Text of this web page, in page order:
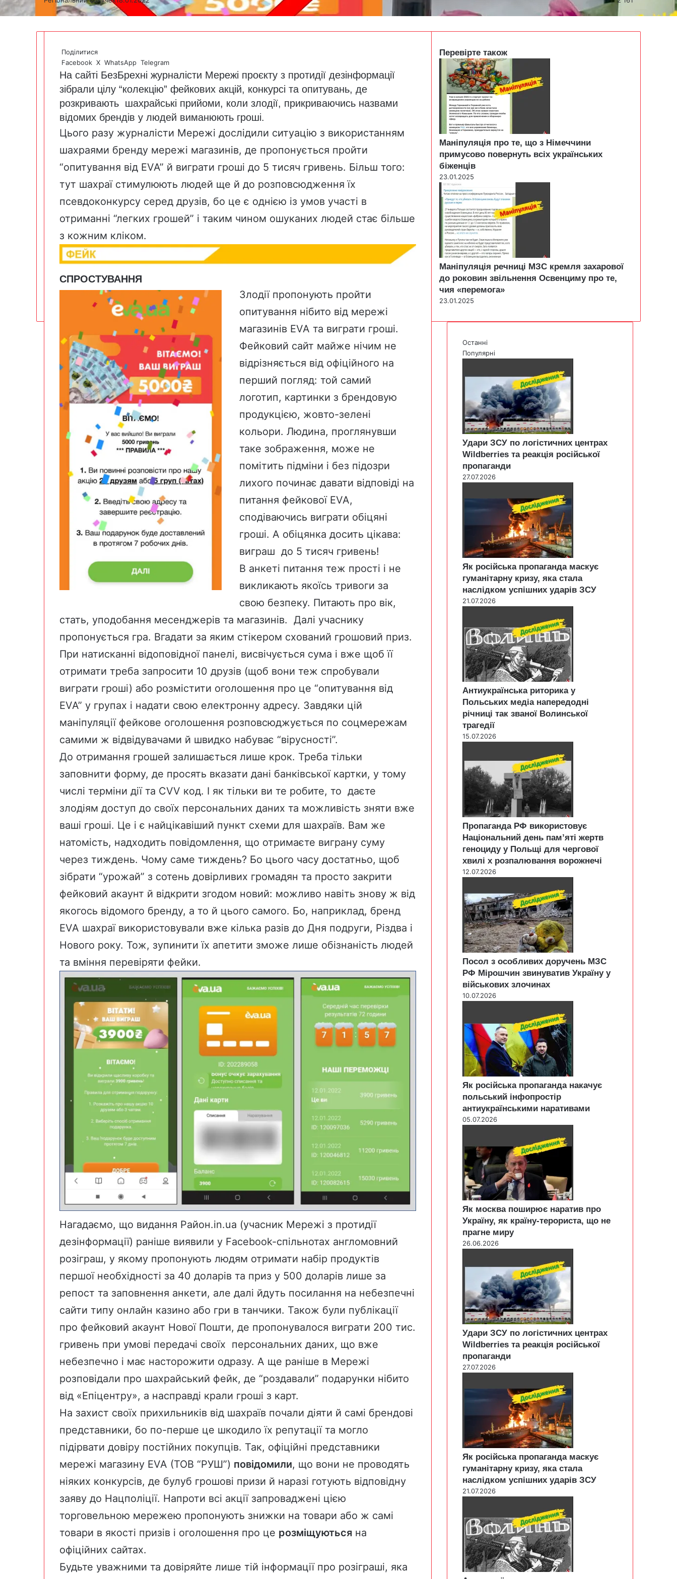
Поділитися
Facebook X WhatsApp Telegram
На сайті БезБрехні журналісти Мережі проєкту з протидії дезінформації
зібрали цілу “колекцію” фейкових акцій, конкурсі та опитувань, де
розкривають шахрайські прийоми, коли злодії, прикриваючись назвами
відомих брендів у людей виманюють гроші.
Цього разу журналісти Мережі дослідили ситуацію з використанням
шахраями бренду мережі магазинів, де пропонується пройти
“опитування від EVA” й виграти гроші до 5 тисяч гривень. Більш того:
тут шахраї стимулюють людей ще й до розповсюдження їх
псевдоконкурсу серед друзів, бо це є однією із умов участі в
отриманні “легких грошей” і таким чином ошуканих людей стає більше
з кожним кліком.
СПРОСТУВАННЯ
Злодії пропонують пройти
опитування нібито від мережі
магазинів EVA та виграти гроші.
Фейковий сайт майже нічим не
відрізняється від офіційного на
перший погляд: той самий
логотип, картинки з брендовую
продукцією, жовто-зелені
кольори. Людина, проглянувши
таке зображення, може не
помітить підміни і без підозри
лихого починає давати відповіді на
питання фейкової EVA,
сподіваючись виграти обіцяні
гроші. А обіцянка досить цікава:
виграш до 5 тисяч гривень!
В анкеті питання теж прості і не
викликають якоїсь тривоги за
свою безпеку. Питають про вік,
стать, уподобання месенджерів та магазинів. Далі учаснику
пропонується гра. Вгадати за яким стікером схований грошовий приз.
При натисканні відоповідної панелі, висвічується сума і вже щоб її
отримати треба запросити 10 друзів (щоб вони теж спробували
виграти гроші) або розмістити оголошення про це “опитування від
EVA” у групах і надати свою електронну адресу. Завдяки цій
маніпуляції фейкове оголошення розповсюджується по соцмережам
самими ж відвідувачами й швидко набуває “вірусності”.
До отримання грошей залишається лише крок. Треба тільки
заповнити форму, де просять вказати дані банківської картки, у тому
числі терміни дії та CVV код. І як тільки ви те робите, то даєте
злодіям доступ до своїх персональних даних та можливість зняти вже
ваші гроші. Це і є найцікавіший пункт схеми для шахраїв. Вам же
натомість, надходить повідомлення, що отримаєте виграну суму
через тиждень. Чому саме тиждень? Бо цього часу достатньо, щоб
зібрати “урожай” з сотень довірливих громадян та просто закрити
фейковий акаунт й відкрити згодом новий: можливо навіть знову ж від
якогось відомого бренду, а то й цього самого. Бо, наприклад, бренд
EVA шахраї використовували вже кілька разів до Дня подруги, Різдва і
Нового року. Тож, зупинити їх апетити зможе лише обізнаність людей
та вміння перевіряти фейки.
Нагадаємо, що видання Район.in.ua (учасник Мережі з протидії
дезінформації) раніше виявили у Facebook-спільнотах англомовний
розіграш, у якому пропонують людям отримати набір продуктів
першої необхідності за 40 доларів та приз у 500 доларів лише за
репост та заповнення анкети, але далі йдуть посилання на небезпечні
сайти типу онлайн казино або гри в танчики. Також були публікації
про фейковий акаунт Нової Пошти, де пропонувалося виграти 200 тис.
гривень при умові передачі своїх персональних даних, що вже
небезпечно і має насторожити одразу. А ще раніше в Мережі
розповідали про шахрайський фейк, де “роздавали” подарунки нібито
від «Епіцентру», а насправді крали гроші з карт.
На захист своїх прихильників від шахраїв почали діяти й самі брендові
представники, бо по-перше це шкодило їх репутації та могло
підірвати довіру постійних покупців. Так, офіційні представники
мережі магазину EVA (ТОВ “РУШ”) повідомили, що вони не проводять
ніяких конкурсів, де булуб грошові призи й наразі готують відповідну
заяву до Нацполіції. Напроти всі акції запроваджені цією
торговельною мережею пропонують знижки на товари або ж самі
товари в якості призів і оголошення про це розміщуються на
офіційних сайтах.
Будьте уважними та довіряйте лише тій інформації про розіграші, яка
Перевірте також
Маніпуляція про те, що з Німеччини
примусово повернуть всіх українських
біженців
23.01.2025
Маніпуляція речниці МЗС кремля захарової
до роковин звільнення Освенциму про те,
чия «перемога»
23.01.2025
Останні
Популярні
Удари ЗСУ по логістичних центрах
Wildberries та реакція російської
пропаганди
27.07.2026
Як російська пропаганда маскує
гуманітарну кризу, яка стала
наслідком успішних ударів ЗСУ
21.07.2026
Антиукраїнська риторика у
Польських медіа напередодні
річниці так званої Волинської
трагедії
15.07.2026
Пропаганда РФ використовує
Національний день пам’яті жертв
геноциду у Польщі для чергової
хвилі х розпалювання ворожнечі
12.07.2026
Посол з особливих доручень МЗС
РФ Мірошчин звинуватив Україну у
військових злочинах
10.07.2026
Як російська пропаганда накачує
польський інфопростір
антиукраїнськими наративами
05.07.2026
Як москва поширює наратив про
Україну, як країну-терориста, що не
прагне миру
26.06.2026
Удари ЗСУ по логістичних центрах
Wildberries та реакція російської
пропаганди
27.07.2026
Як російська пропаганда маскує
гуманітарну кризу, яка стала
наслідком успішних ударів ЗСУ
21.07.2026